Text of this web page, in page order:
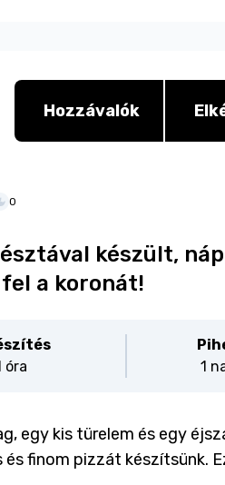
Hozzávalók
0
készült,
a koronát!
óra
1
egy kis türelem és egy
és finom pizzát készítsünk.